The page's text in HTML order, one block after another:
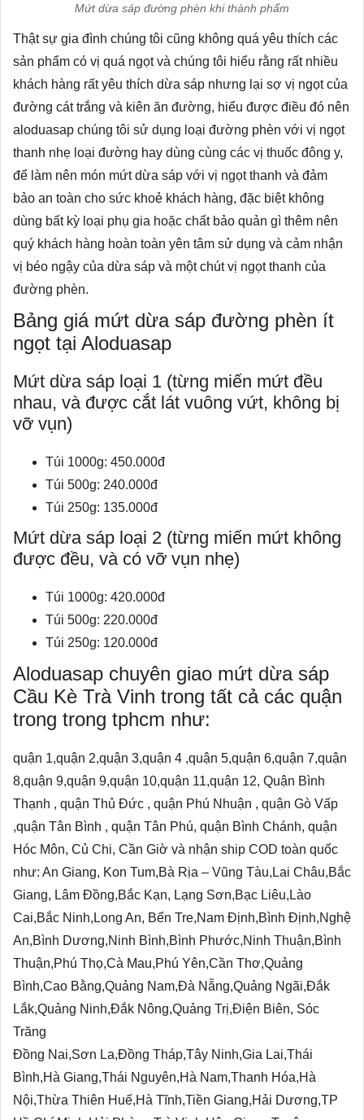
Mứt dừa sáp đường phèn khi thành phẩm
Thật sự gia đình chúng tôi cũng không quá yêu thích các
sản phẩm có vị quá ngọt và chúng tôi hiểu rằng rất nhiều
khách hàng rất yêu thích dừa sáp nhưng lại sợ vị ngọt của
đường cát trắng và kiên ăn đường, hiểu được điều đó nên
aloduasap chúng tôi sử dụng loại đường phèn với vị ngọt
thanh nhẹ loại đường hay dùng cùng các vị thuốc đông y,
để làm nên món mứt dừa sáp với vị ngọt thanh và đảm
bảo an toàn cho sức khoẻ khách hàng, đặc biệt không
dùng bất kỳ loại phụ gia hoặc chất bảo quản gì thêm nên
quý khách hàng hoàn toàn yên tâm sử dụng và cảm nhận
vị béo ngậy của dừa sáp và một chút vị ngọt thanh của
đường phèn.
Bảng giá mứt dừa sáp đường phèn ít
ngọt tại Aloduasap
Mứt dừa sáp loại 1 (từng miến mứt đều
nhau, và được cắt lát vuông vứt, không bị
vỡ vụn)
Túi 1000g: 450.000đ
Túi 500g: 240.000đ
Túi 250g: 135.000đ
Mứt dừa sáp loại 2 (từng miến mứt không
được đều, và có vỡ vụn nhẹ)
Túi 1000g: 420.000đ
Túi 500g: 220.000đ
Túi 250g: 120.000đ
Aloduasap chuyên giao mứt dừa sáp
Cầu Kè Trà Vinh trong tất cả các quận
trong trong tphcm như:
quận 1,quận 2,quận 3,quận 4 ,quận 5,quận 6,quận 7,quận
8,quận 9,quận 9,quận 10,quận 11,quận 12, Quận Bình
Thạnh , quận Thủ Đức , quận Phú Nhuận , quận Gò Vấp
,quận Tân Bình , quận Tân Phú, quận Bình Chánh, quận
Hóc Môn, Củ Chi, Cần Giờ và nhận ship COD toàn quốc
như: An Giang, Kon Tum,Bà Rịa – Vũng Tàu,Lai Châu,Bắc
Giang, Lâm Đồng,Bắc Kạn, Lạng Sơn,Bạc Liêu,Lào
Cai,Bắc Ninh,Long An, Bến Tre,Nam Định,Bình Định,Nghệ
An,Bình Dương,Ninh Bình,Bình Phước,Ninh Thuận,Bình
Thuận,Phú Thọ,Cà Mau,Phú Yên,Cần Thơ,Quảng
Bình,Cao Bằng,Quảng Nam,Đà Nẵng,Quảng Ngãi,Đắk
Lắk,Quảng Ninh,Đắk Nông,Quảng Trị,Điện Biên, Sóc
Trăng
Đồng Nai,Sơn La,Đồng Tháp,Tây Ninh,Gia Lai,Thái
Bình,Hà Giang,Thái Nguyên,Hà Nam,Thanh Hóa,Hà
Nội,Thừa Thiên Huế,Hà Tĩnh,Tiền Giang,Hải Dương,TP